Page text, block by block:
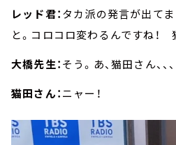
レッド君：タカ派の発言が出て
と。コロコロ変わるんですね！
大橋先生：そう。あ、猫田さん、、、
猫田さん：ニャー！